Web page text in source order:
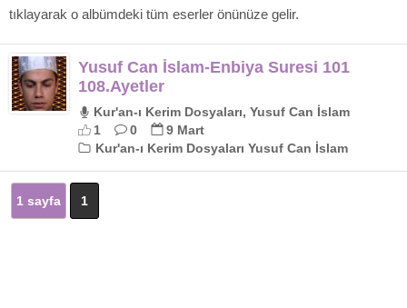
tıklayarak o albümdeki tüm eserler önünüze gelir.
Yusuf Can İslam-Enbiya Suresi 101
108.Ayetler
Kur'an-ı Kerim Dosyaları, Yusuf Can İslam
1
0
9 Mart
Kur'an-ı Kerim Dosyaları Yusuf Can İslam
1 sayfa 1